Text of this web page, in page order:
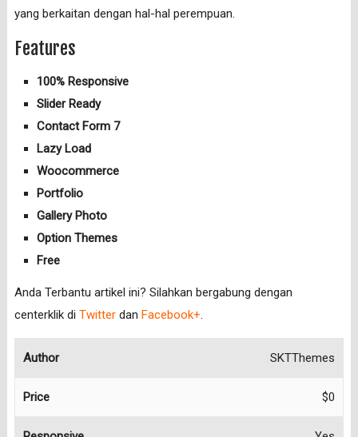
yang berkaitan dengan hal-hal perempuan.
Features
100% Responsive
Slider Ready
Contact Form 7
Lazy Load
Woocommerce
Portfolio
Gallery Photo
Option Themes
Free
Anda Terbantu artikel ini? Silahkan bergabung dengan
centerklik di Twitterdan Facebook+.
Author SKTThemes
Price $0